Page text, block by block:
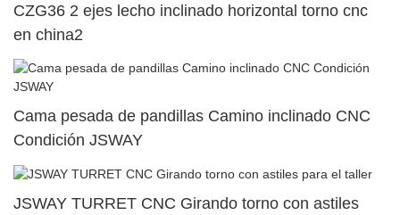
CZG36 2 ejes lecho inclinado horizontal torno cnc
en china2
Cama pesada de pandillas Camino inclinado CNC
Condición JSWAY
JSWAY TURRET CNC Girando torno con astiles